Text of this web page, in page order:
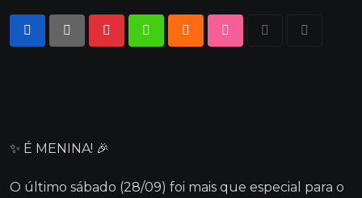
✨ É MENINA! 🎉
O último sábado (28/09) foi mais que especial para o